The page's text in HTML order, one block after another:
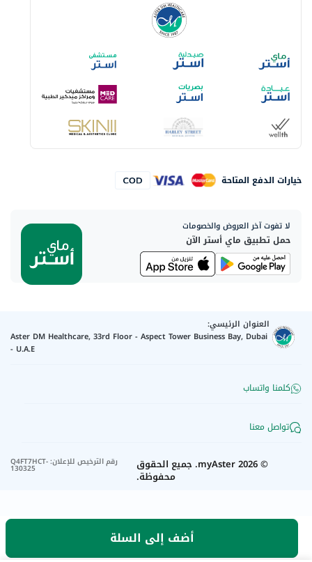
أضف إلى السلة
خيارات الدفع المتاحة
لا تفوت آخر العروض والخصومات
حمل تطبيق ماي أستر الآن
العنوان الرئيسي:
Aster DM Healthcare, 33rd Floor - Aspect Tower Business Bay, Dubai
- U.A.E
كلمنا واتساب
تواصل معنا
©
2026
myAster. جميع الحقوق
محفوظة.
رقم الترخيص للإعلان:
Q4FT7HCT-
130325